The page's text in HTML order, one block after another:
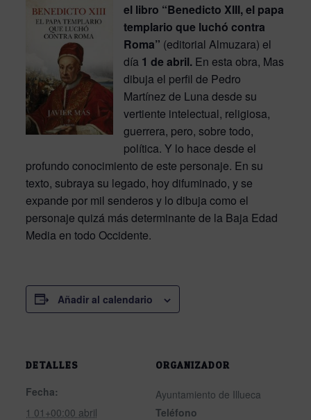
el libro “Benedicto XIII, el papa
templario que luchó contra
Roma” (editorial Almuzara) el
día 1 de abril.En esta obra, Mas
dibuja el perfil de Pedro
Martínez de Luna desde su
vertiente intelectual, religiosa,
guerrera, pero, sobre todo,
política. Y lo hace desde el
profundo conocimiento de este personaje. En su
texto, subraya su legado, hoy difuminado, y se
expande por mil senderos y lo dibuja como el
personaje quizá más determinante de la Baja Edad
Media en todo Occidente.
Añadir al calendario
DETALLES
Fecha:
1 01+00:00 abril
ORGANIZADOR
Ayuntamiento de Illueca
Teléfono